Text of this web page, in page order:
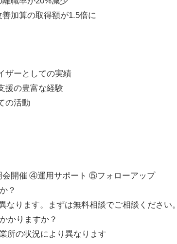
加算の取得額が1.5倍に
ザーとしての実績
援の豊富な経験
の活動
開催 ④運用サポート ⑤フォローアップ
？
なります。まずは無料相談でご相談ください。
かりますか？
所の状況により異なります